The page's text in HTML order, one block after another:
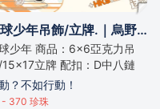
排球少年吊飾/立牌.｜烏野｜白鳥沢｜青葉｜音駒｜梟谷｜稻荷崎
少年 商品：6×6亞克力吊
立牌 配扣：D中八鏈
？不如行動！
- 370 珍珠